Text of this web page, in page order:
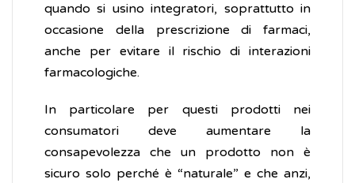
quando si usino integratori, soprattutto in
occasione della prescrizione di farmaci,
anche per evitare il rischio di interazioni
farmacologiche.
In particolare per questi prodotti nei
consumatori deve aumentare la
consapevolezza che un prodotto non è
sicuro solo perché è “naturale” e che anzi,